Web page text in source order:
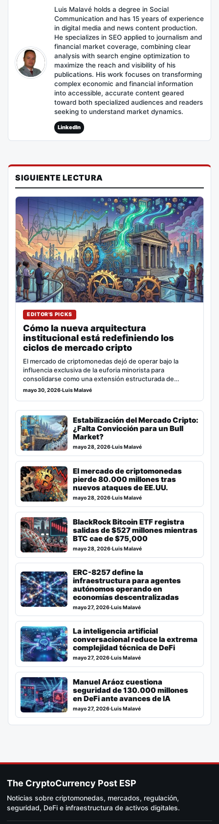
Luis Malavé holds a degree in Social
Communication and has 15 years of experience
in digital media and news content production.
He specializes in SEO applied to journalism and
financial market coverage, combining clear
analysis with search engine optimization to
maximize the reach and visibility of his
publications. His work focuses on transforming
complex economic and financial information
into accessible, accurate content geared
toward both specialized audiences and readers
seeking to understand market dynamics.
LinkedIn
SIGUIENTE LECTURA
EDITOR'S PICKS
Cómo la nueva arquitectura
institucional está redefiniendo los
ciclos de mercado cripto
El mercado de criptomonedas dejó de operar bajo la
influencia exclusiva de la euforia minorista para
consolidarse como una extensión estructurada de…
mayo 30, 2026·Luis Malavé
Estabilización del Mercado Cripto:
¿Falta Convicción para un Bull
Market?
mayo 28, 2026·Luis Malavé
El mercado de criptomonedas
pierde 80.000 millones tras
nuevos ataques de EE.UU.
mayo 28, 2026·Luis Malavé
BlackRock Bitcoin ETF registra
salidas de $527 millones mientras
BTC cae de $75,000
mayo 28, 2026·Luis Malavé
ERC-8257 define la
infraestructura para agentes
autónomos operando en
economías descentralizadas
mayo 27, 2026·Luis Malavé
La inteligencia artificial
conversacional reduce la extrema
complejidad técnica de DeFi
mayo 27, 2026·Luis Malavé
Manuel Aráoz cuestiona
seguridad de 130.000 millones
en DeFi ante avances de IA
mayo 27, 2026·Luis Malavé
The CryptoCurrency Post ESP
Noticias sobre criptomonedas, mercados, regulación,
seguridad, DeFi e infraestructura de activos digitales.